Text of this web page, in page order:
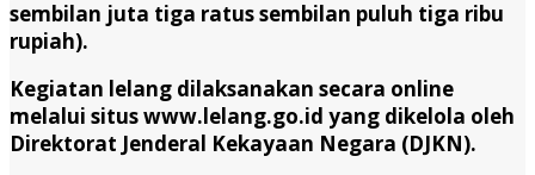
sembilan juta tiga ratus sembilan puluh tiga ribu
rupiah).
Kegiatan lelang dilaksanakan secara online
melalui situs www.lelang.go.id yang dikelola oleh
Direktorat Jenderal Kekayaan Negara (DJKN).